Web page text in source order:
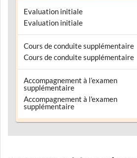
Evaluation initiale
Evaluation initiale
Cours de conduite supplémentaire
Cours de conduite supplémentaire
Accompagnement à l’examen
supplémentaire
Accompagnement à l'examen
supplémentaire